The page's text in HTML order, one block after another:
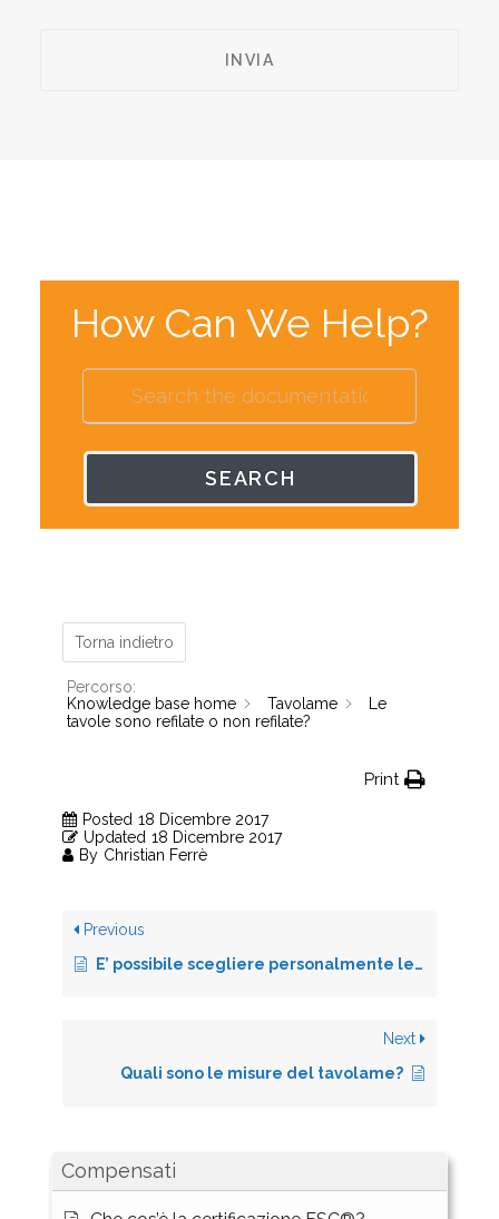
How Can We Help?
SEARCH
Compensati
Torna indietro
Percorso:
Knowledge base home
Tavolame
Le
tavole sono refilate o non refilate?
Print
Posted 18 Dicembre 2017
Updated 18 Dicembre 2017
By Christian Ferrè
Previous
E’ possibile scegliere personalmente le tavole?
Next
Quali sono le misure del tavolame?